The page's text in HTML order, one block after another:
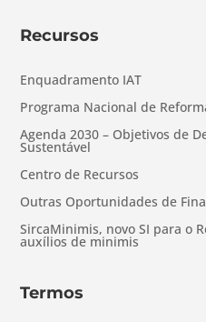
Recursos
Enquadramento IAT
Programa Nacional de
Agenda 2030 – Objetivos de
Sustentável
Centro de Recursos
Outras Oportunidades de
SircaMinimis, novo SI para o
auxílios de minimis
Termos